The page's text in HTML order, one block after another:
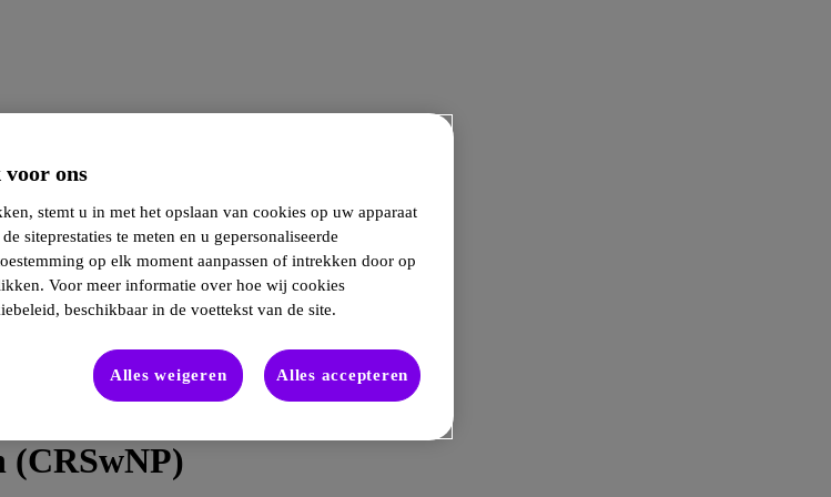
(CRSwNP)
ons
stemt u in met het opslaan van cookies op uw apparaat
siteprestaties te meten en u gepersonaliseerde
op elk moment aanpassen of intrekken door op
Voor meer informatie over hoe wij cookies
beschikbaar in de voettekst van de site.
Alles weigeren Alles accepteren